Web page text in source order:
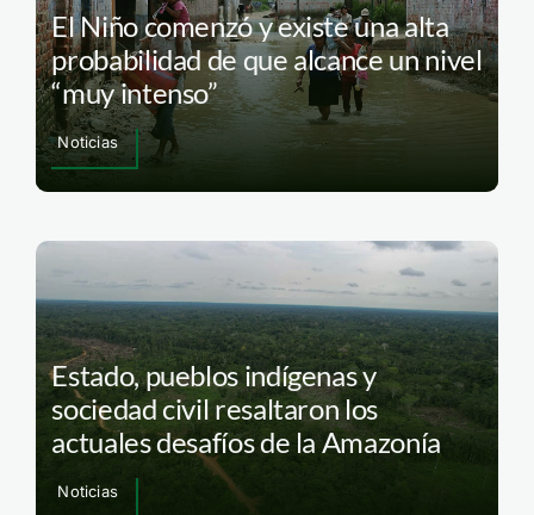
El Niño comenzó y existe una alta
probabilidad de que alcance un nivel
“muy intenso”
Noticias
Estado, pueblos indígenas y
sociedad civil resaltaron los
actuales desafíos de la Amazonía
Noticias